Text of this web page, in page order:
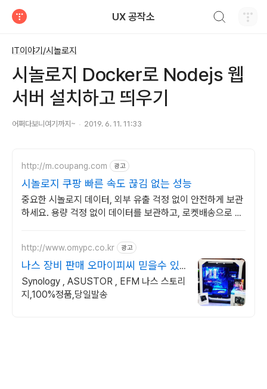
UX 공작소
IT이야기/시놀로지
시놀로지 Docker로 Nodejs 웹
서버 설치하고 띄우기
어쩌다보니여기까지~ 2019. 6. 11. 11:33
http://m.coupang.com 광고
시놀로지 쿠팡 빠른 속도 끊김 없는 성능
중요한 시놀로지 데이터, 외부 유출 걱정 없이 안전하게 보관
하세요. 용량 걱정 없이 데이터를 보관하고, 로켓배송으로 빠
http://www.omypc.co.kr 광고
나스 장비 판매 오마이피씨 믿을수 있
는 24년차 쇼핑몰
Synology , ASUSTOR , EFM 나스 스토리
지,100%정품,당일발송